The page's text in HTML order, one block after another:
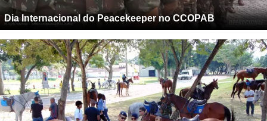
Dia Internacional do Peacekeeper no CCOPAB